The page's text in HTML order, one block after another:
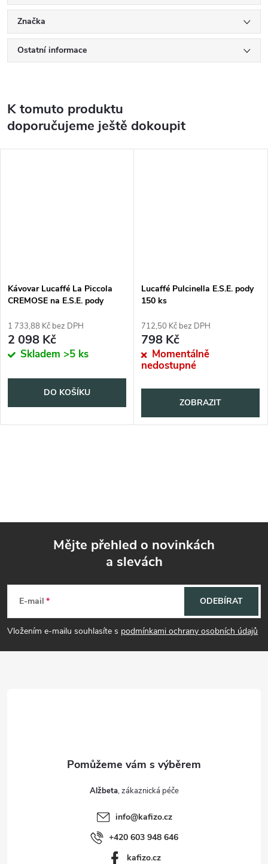
Značka
Ostatní informace
K tomuto produktu
doporučujeme ještě dokoupit
Kávovar Lucaffé La Piccola
CREMOSE na E.S.E. pody
1 733,88 Kč bez DPH
2 098 Kč
Skladem >5 ks
DO KOŠÍKU
Lucaffé Pulcinella E.S.E. pody
150 ks
712,50 Kč bez DPH
798 Kč
Momentálně
nedostupné
ZOBRAZIT
p
a
Mějte přehled o novinkách
a slevách
E-mail
Vložením e-mailu souhlasíte s podmínkami ochrany osobních údajů
ODEBÍRAT
Alžbeta
info@kafizo.cz
+420 603 948 646
kafizo.cz